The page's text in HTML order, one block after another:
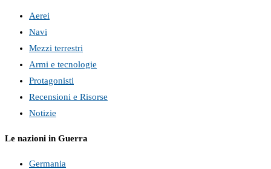
Aerei
Navi
Mezzi terrestri
Armi e tecnologie
Protagonisti
Recensioni e Risorse
Notizie
Le nazioni in Guerra
Germania